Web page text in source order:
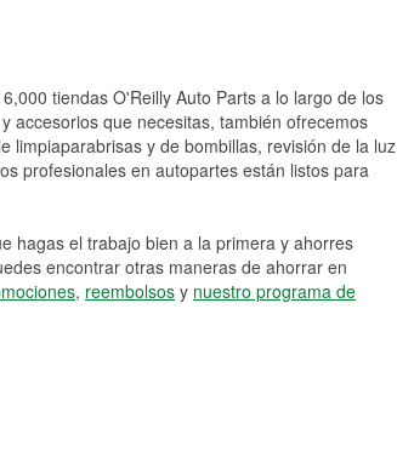
tiendas O'Reilly Auto Parts a lo largo de los
accesorios que necesitas, también ofrecemos
limpiaparabrisas y de bombillas, revisión de la luz
profesionales en autopartes están listos para
hagas el trabajo bien a la primera y ahorres
encontrar otras maneras de ahorrar en
, reembolsos y nuestro programa de